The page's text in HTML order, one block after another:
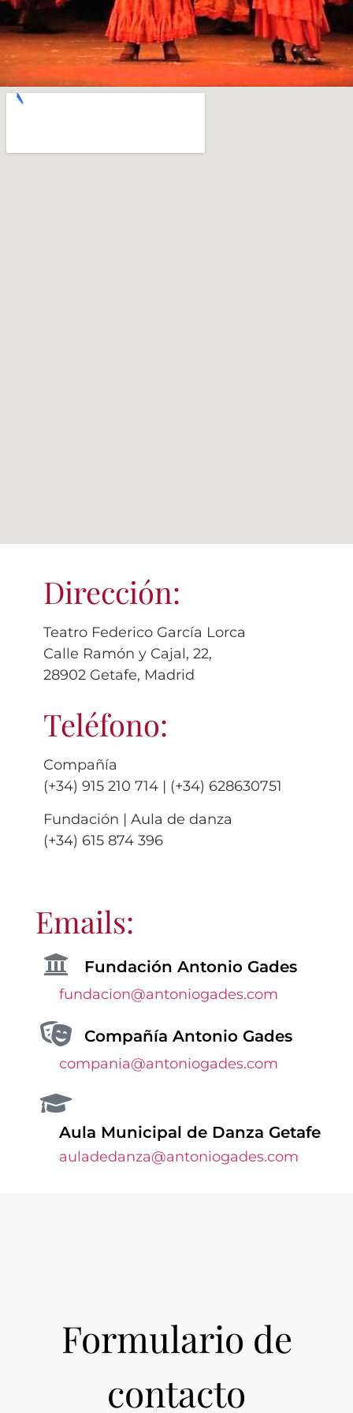
Dirección:
Teatro Federico García Lorca
Calle Ramón y Cajal, 22,
28902 Getafe, Madrid
Teléfono:
Compañía
(+34) 915 210 714 | (+34) 628630751
Fundación | Aula de danza
(+34) 615 874 396
Emails:
Fundación Antonio Gades
fundacion@antoniogades.com
Compañía Antonio Gades
compania@antoniogades.com
Aula Municipal de Danza Getafe
auladedanza@antoniogades.com
Formulario de
contacto